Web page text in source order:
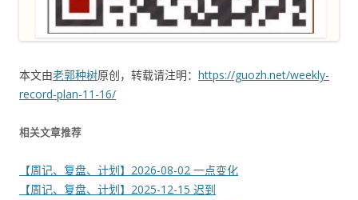
本文由老郭种树原创，转载请注明： https://guozh.net/weekly-
record-plan-11-16/
相关文章推荐
【周记、复盘、计划】2026-08-02 一点变化
【周记、复盘、计划】2025-12-15 迟到